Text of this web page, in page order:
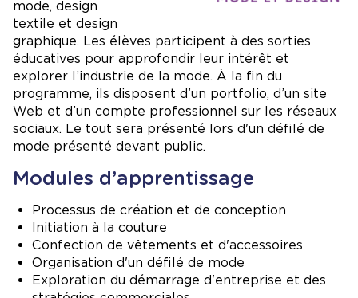
mode, design
textile et design
graphique. Les élèves participent à des sorties
éducatives pour approfondir leur intérêt et
explorer l’industrie de la mode. À la fin du
programme, ils disposent d’un portfolio, d’un site
Web et d’un compte professionnel sur les réseaux
sociaux. Le tout sera présenté lors d'un défilé de
mode présenté devant public.
Modules d’apprentissage
Processus de création et de conception
Initiation à la couture
Confection de vêtements et d'accessoires
Organisation d'un défilé de mode
Exploration du démarrage d'entreprise et des